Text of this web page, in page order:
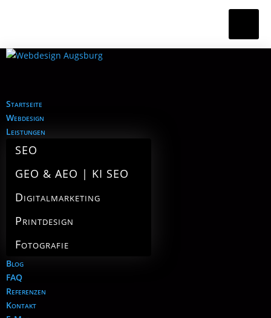
Startseite
Webdesign
Leistungen
SEO
GEO & AEO | KI SEO
Digitalmarketing
Printdesign
Fotografie
Blog
FAQ
Referenzen
Kontakt